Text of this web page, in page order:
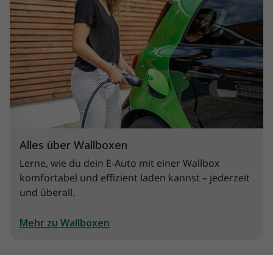
Alles über Wallboxen
Lerne, wie du dein E-Auto mit einer Wallbox
komfortabel und effizient laden kannst – jederzeit
und überall.
Mehr zu Wallboxen